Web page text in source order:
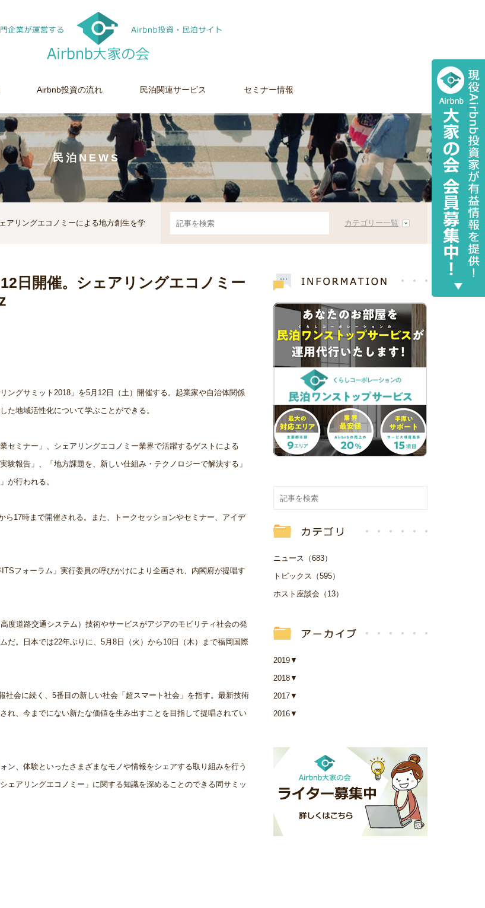
Airbnb投資の流れ 民泊関連サービス セミナー情報
民泊NEWS
アリングエコノミーによる地方創生を学 カテゴリー一覧
日開催。シェアリングエコノミー
ングサミット2018」を5月12日（土）開催する。起業家や自治体関係
た地域活性化について学ぶことができる。
セミナー」、シェアリングエコノミー業界で活躍するゲストによる
験報告」、「地方課題を、新しい仕組み・テクノロジーで解決する」
が行われる。
17時まで開催される。また、トークセッションやセミナー、アイデ
フォーラム」実行委員の呼びかけにより企画され、内閣府が提唱す
度道路交通システム）技術やサービスがアジアのモビリティ社会の発
だ。日本では22年ぶりに、5月8日（火）から10日（木）まで福岡国際
会に続く、5番目の新しい社会「超スマート社会」を指す。最新技術
れ、今までにない新たな価値を生み出すことを目指して提唱されてい
、体験といったさまざまなモノや情報をシェアする取り組みを行う
アリングエコノミー」に関する知識を深めることのできる同サミッ
ニュース（683）
トピックス（595）
ホスト座談会（13）
2019▼
2018▼
2017▼
2016▼